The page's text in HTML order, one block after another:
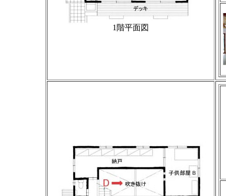
1階平面図